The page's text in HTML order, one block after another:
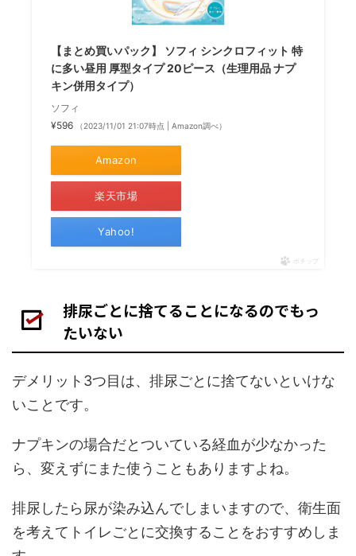
【まとめ買いパック】 ソフィ シンクロフィット 特
に多い昼用 厚型タイプ 20ピース（生理用品 ナプ
キン併用タイプ）
ソフィ
¥596
（2023/11/01 21:07時点 | Amazon調べ）
Amazon
楽天市場
Yahoo!
ポチップ
排尿ごとに捨てることになるのでもっ
たいない
デメリット3つ目は、排尿ごとに捨てないといけな
いことです。
ナプキンの場合だとついている経血が少なかった
ら、変えずにまた使うこともありますよね。
排尿したら尿が染み込んでしまいますので、衛生面
を考えてトイレごとに交換することをおすすめしま